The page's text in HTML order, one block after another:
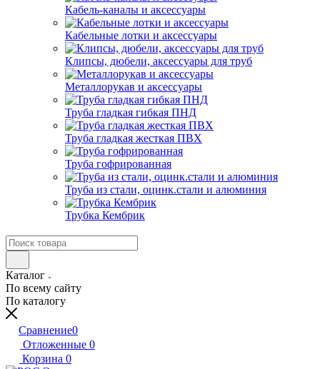
Кабель-каналы и аксессуары
Кабельные лотки и аксессуары
Клипсы, дюбели, аксессуары для труб
Металлорукав и аксессуары
Труба гладкая гибкая ПНД
Труба гладкая жесткая ПВХ
Труба гофрированная
Труба из стали, оцинк.стали и алюминия
Трубка Кембрик
Каталог
По всему сайту
По каталогу
Сравнение0
Отложенные 0
Корзина 0